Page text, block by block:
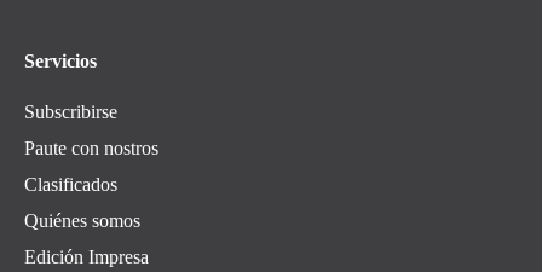
Servicios
Subscribirse
Paute con nostros
Clasificados
Quiénes somos
Edición Impresa